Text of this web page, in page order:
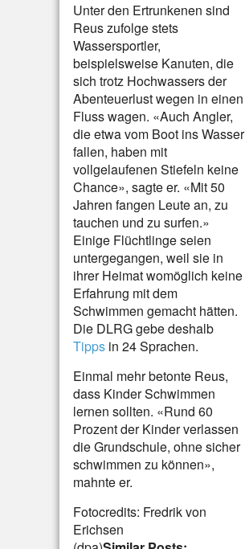
Unter den Ertrunkenen sind
Reus zufolge stets
Wassersportler,
beispielsweise Kanuten, die
sich trotz Hochwassers der
Abenteuerlust wegen in einen
Fluss wagen. «Auch Angler,
die etwa vom Boot ins Wasser
fallen, haben mit
vollgelaufenen Stiefeln keine
Chance», sagte er. «Mit 50
Jahren fangen Leute an, zu
tauchen und zu surfen.»
Einige Flüchtlinge seien
untergegangen, weil sie in
ihrer Heimat womöglich keine
Erfahrung mit dem
Schwimmen gemacht hätten.
Die DLRG gebe deshalb
Tipps in 24 Sprachen.
Einmal mehr betonte Reus,
dass Kinder Schwimmen
lernen sollten. «Rund 60
Prozent der Kinder verlassen
die Grundschule, ohne sicher
schwimmen zu können»,
mahnte er.
Fotocredits: Fredrik von
Erichsen